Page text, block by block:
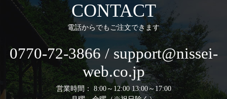
へ
CONTACT
電話からでもご注文できます
0770-72-3866 / support@nissei-
web.co.jp
営業時間： 8:00～12:00 13:00～17:00